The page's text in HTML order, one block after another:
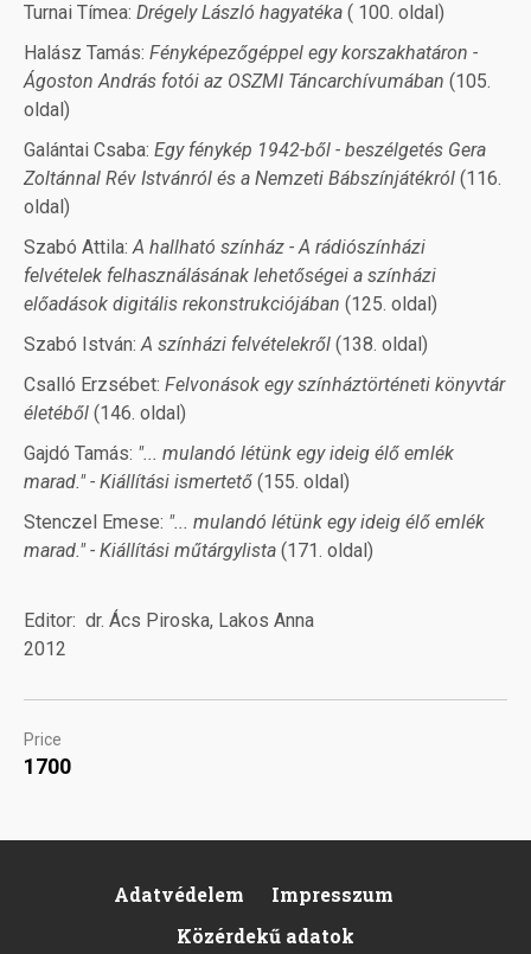
Turnai Tímea: Drégely László hagyatéka ( 100. oldal)
Halász Tamás: Fényképezőgéppel egy korszakhatáron -
Ágoston András fotói az OSZMI Táncarchívumában (105.
oldal)
Galántai Csaba: Egy fénykép 1942-ből - beszélgetés Gera
Zoltánnal Rév Istvánról és a Nemzeti Bábszínjátékról (116.
oldal)
Szabó Attila:A hallható színház - A rádiószínházi
felvételek felhasználásának lehetőségei a színházi
előadások digitális rekonstrukciójában (125. oldal)
Szabó István:A színházi felvételekről (138. oldal)
Csalló Erzsébet: Felvonások egy színháztörténeti könyvtár
életéből (146. oldal)
Gajdó Tamás: "... mulandó létünk egy ideig élő emlék
marad." - Kiállítási ismertető (155. oldal)
Stenczel Emese: "... mulandó létünk egy ideig élő emlék
marad." - Kiállítási műtárgylista (171. oldal)
Editor dr. Ács Piroska, Lakos Anna
2012
Price
1700
Footer
Adatvédelem
Impresszum
Közérdekű adatok